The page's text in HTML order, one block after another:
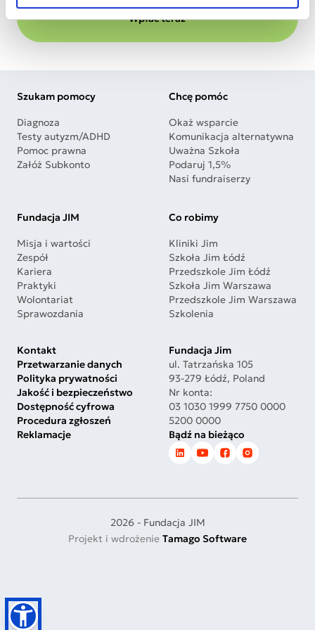
Wpłać teraz
Szukam pomocy
Diagnoza
Testy autyzm/ADHD
Pomoc prawna
Załóż Subkonto
Chcę pomóc
Okaż wsparcie
Komunikacja alternatywna
Uważna Szkoła
Podaruj 1,5%
Nasi fundraiserzy
Fundacja JIM
Misja i wartości
Zespół
Kariera
Praktyki
Wolontariat
Sprawozdania
Co robimy
Kliniki Jim
Szkoła Jim Łódź
Przedszkole Jim Łódź
Szkoła Jim Warszawa
Przedszkole Jim Warszawa
Szkolenia
Kontakt
Przetwarzanie danych
Polityka prywatności
Jakość i bezpieczeństwo
Dostępność cyfrowa
Procedura zgłoszeń
Reklamacje
Fundacja Jim
ul. Tatrzańska 105
93-279 Łódź, Poland
Nr konta:
03 1030 1999 7750 0000
5200 0000
Bądź na bieżąco
2026 - Fundacja JIM
Projekt i wdrożenie Tamago Software